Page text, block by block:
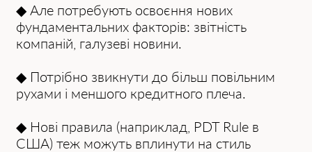
◆ Але потребують освоєння нових
фундаментальних факторів: звітність
компаній, галузеві новини.
◆ Потрібно звикнути до більш повільним
рухами і меншого кредитного плеча.
◆ Нові правила (наприклад, PDT Rule в
США) теж можуть вплинути на стиль